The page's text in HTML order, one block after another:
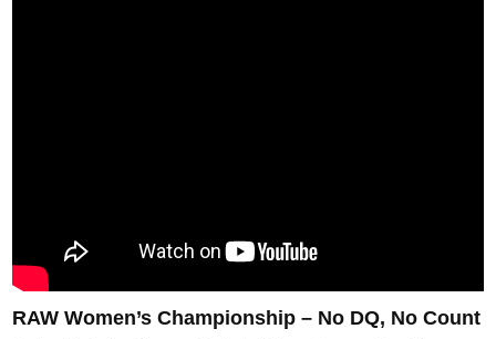
RAW Women’s Championship – No DQ, No Count